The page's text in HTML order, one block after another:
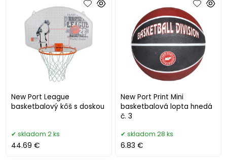
New Port League
basketbalový kôš s doskou
skladom 2 ks
44.69 €
New Port Print Mini
basketbalová lopta hnedá
č. 3
skladom 28 ks
6.83 €